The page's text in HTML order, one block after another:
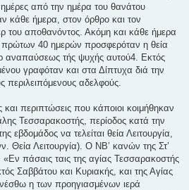
από την ημέρα του θανάτου
κάθε ήμερα, στον όρθρο και τον
του αποθανόντος. Ακόμη και κάθε ήμερα
40 ημερών προσφερόταν η θεία
αναπαύσεως τής ψυχής αυτού4. Εκτός
γραφόταν και στα Δίπτυχα διά την
αδελφούς.
περιπτώσεις που κάποιοι κοιμήθηκαν
Τεσσαρακοστής, περίοδος κατά την
εβδομάδος να τελείται θεία Λειτουργία,
Θεία Λειτουργία). Ο ΝΒ’ κανών της Στ’
«Εν πάσαις ταις της αγίας Τεσσαρακοστής
Σαββάτου και Κυριακής, και της Αγίας
η των προηγιασμένων ιερά